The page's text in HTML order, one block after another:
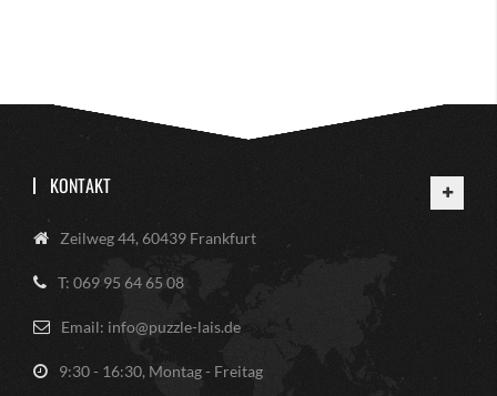
KONTAKT
Zeilweg 44, 60439 Frankfurt
T: 069 95 64 65 08
Email: info@puzzle-lais.de
9:30 - 16:30, Montag - Freitag